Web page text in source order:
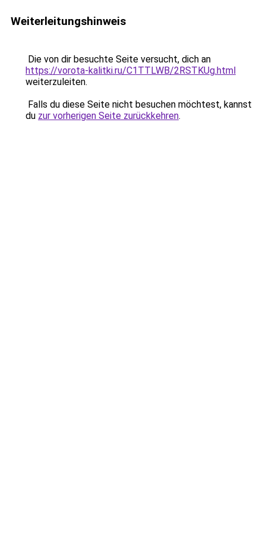
Weiterleitungshinweis
Die von dir besuchte Seite versucht, dich an
https://vorota-kalitki.ru/C1TTLWB/2RSTKUg.html
weiterzuleiten.
Falls du diese Seite nicht besuchen möchtest, kannst
du zur vorherigen Seite zurückkehren.